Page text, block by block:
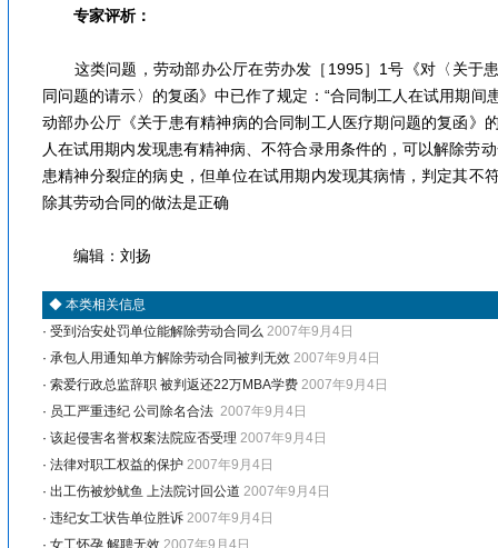
专家评析：
这类问题，劳动部办公厅在劳办发［1995］1号《对〈关于
同问题的请示〉的复函》中已作了规定：“合同制工人在试用期间
动部办公厅《关于患有精神病的合同制工人医疗期问题的复函》
人在试用期内发现患有精神病、不符合录用条件的，可以解除劳
患精神分裂症的病史，但单位在试用期内发现其病情，判定其不
除其劳动合同的做法是正确
编辑：刘扬
◆ 本类相关信息
· 受到治安处罚单位能解除劳动合同么 2007年9月4日
· 承包人用通知单方解除劳动合同被判无效 2007年9月4日
· 索爱行政总监辞职 被判返还22万MBA学费 2007年9月4日
· 员工严重违纪 公司除名合法 2007年9月4日
· 该起侵害名誉权案法院应否受理 2007年9月4日
· 法律对职工权益的保护 2007年9月4日
· 出工伤被炒鱿鱼 上法院讨回公道 2007年9月4日
· 违纪女工状告单位胜诉 2007年9月4日
· 女工怀孕 解聘无效 2007年9月4日